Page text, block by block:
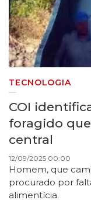
TECNOLOGIA
COI
foragido
central
12/09/2025 00:00
Homem, que
procurado por
alimentícia.